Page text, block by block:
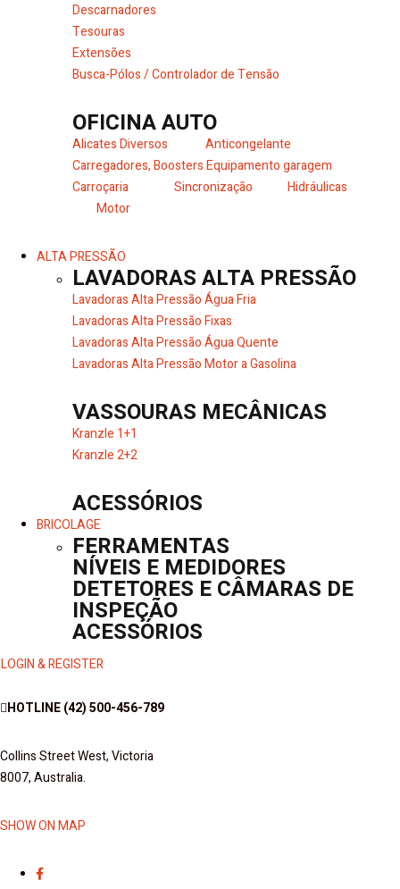
Descarnadores
Tesouras
Extensões
Busca-Pólos / Controlador de Tensão
OFICINA AUTO
Alicates Diversos
Anticongelante
Carregadores, BoostersEquipamento garagem
Carroçaria
Sincronização
Hidráulicas
Motor
ALTA PRESSÃO
LAVADORAS ALTA PRESSÃO
Lavadoras Alta Pressão Água Fria
Lavadoras Alta Pressão Fixas
Lavadoras Alta Pressão Água Quente
Lavadoras Alta Pressão Motor a Gasolina
VASSOURAS MECÂNICAS
Kranzle 1+1
Kranzle 2+2
ACESSÓRIOS
BRICOLAGE
FERRAMENTAS
NÍVEIS E MEDIDORES
DETETORES E CÂMARAS DE
INSPEÇÃO
ACESSÓRIOS
LOGIN & REGISTER
HOTLINE(42) 500-456-789
Collins Street West, Victoria
8007, Australia.
SHOW ON MAP